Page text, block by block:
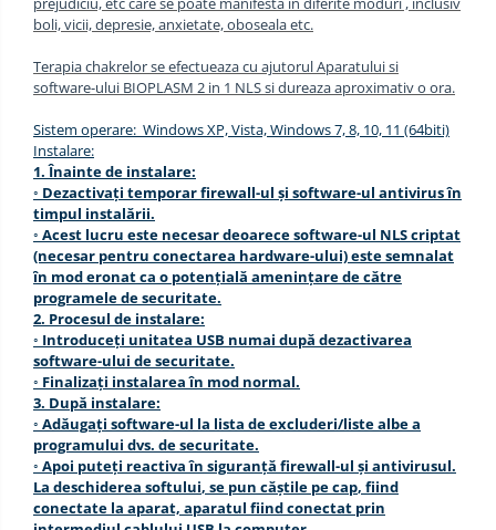
boli, vicii, depresie, anxietate, oboseala etc.
Terapia chakrelor se efectueaza cu ajutorul Aparatului si
software-ului BIOPLASM 2 in 1 NLS si dureaza aproximativ o ora.
Sistem operare: Windows XP, Vista, Windows 7, 8, 10, 11 (64biti)
Instalare:
1. Înainte de instalare:
◦ Dezactivați temporar firewall-ul și software-ul antivirus în
timpul instalării.
◦ Acest lucru este necesar deoarece software-ul NLScriptat
(necesar pentru conectarea hardware-ului)estesemnalat
în mod eronat ca o potențială amenințare de către
programele de securitate.
2. Procesul de instalare:
◦ Introduceți unitatea USB numai după dezactivarea
software-ului de securitate.
◦ Finalizați instalarea în mod normal.
3. După instalare:
◦ Adăugați software-ul la lista de excluderi/liste albe a
programului dvs. de securitate.
◦ Apoi puteți reactiva în siguranță firewall-ul și antivirusul.
La deschiderea softului, se pun căștile pe cap, fiind
conectate la aparat, aparatul fiindconectat prin